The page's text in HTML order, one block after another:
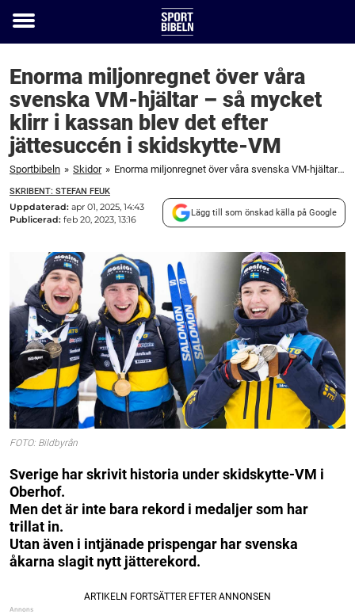
Toggle
Enorma miljonregnet över våra
svenska VM-hjältar – så mycket
klirr i kassan blev det efter
jättesuccén i skidskytte-VM
Sportbibeln » Skidor » Enorma miljonregnet över våra svenska VM-hjältar – så mycket klirr i kassan blev det efter jättesuccén i skidskytte-VM
SKRIBENT: STEFAN FEUK
Uppdaterad: apr 01, 2025, 14:43
Publicerad: feb 20, 2023, 13:16
Lägg till som önskad källa på Google
FOTO: Bildbyrån
Sverige har skrivit historia under skidskytte-VM i
Oberhof.
Men det är inte bara rekord i medaljer som har
trillat in.
Utan även i intjänade prispengar har svenska
åkarna slagit nytt jätterekord.